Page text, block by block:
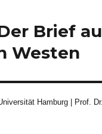
Der Brief
Westen
Hamburg | Prof.